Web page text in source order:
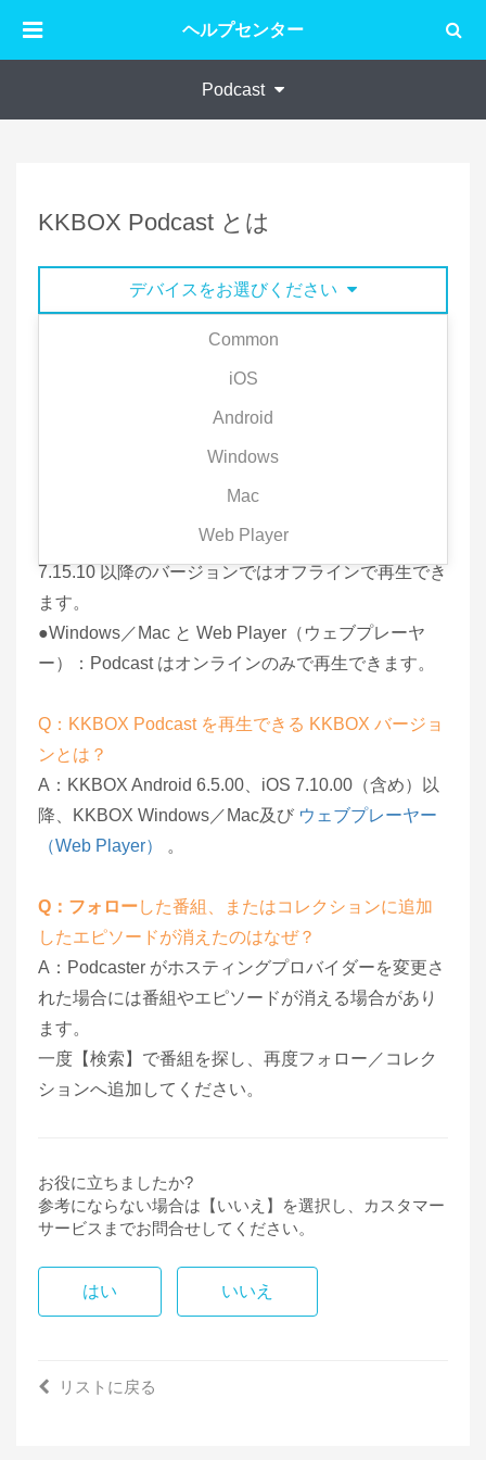
ヘルプセンター
Podcast
KKBOX Podcast とは
デバイスをお選びください
Common
iOS
Android
Windows
Mac
Web Player
Podcast（ポッドキャスト）を無料で楽しめます。
Q：KKBOX Podcast がオフラインで再生できます
●Android・iOS：KKBOX Android 6.9.70 と iOS
7.15.10 以降のバージョンではオフラインで再生でき
ます。
●Windows／Mac と Web Player（ウェブプレーヤ
ー）：Podcast はオンラインのみで再生できます。
Q：KKBOX Podcast を再生できる KKBOX バージョ
ンとは？
A：KKBOX Android 6.5.00、iOS 7.10.00（含め）以
降、KKBOX Windows／Mac及び ウェブプレーヤー
（Web Player）
。
Q：フォローした番組、またはコレクションに追加
したエピソードが消えたのはなぜ？
A：Podcaster がホスティングプロバイダーを変更さ
れた場合には番組やエピソードが消える場合があり
ます。
一度【検索】で番組を探し、再度フォロー／コレク
ションへ追加してください。
お役に立ちましたか?
参考にならない場合は【いいえ】を選択し、カスタマー
サービスまでお問合せしてください。
はい いいえ
リストに戻る